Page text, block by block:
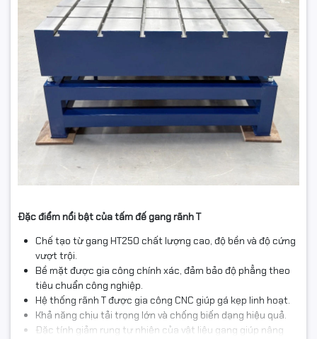
Đặc điểm nổi bật của tấm đế gang rãnh T
Chế tạo từ gang HT250 chất lượng cao, độ bền và độ cứng
vượt trội.
Bề mặt được gia công chính xác, đảm bảo độ phẳng theo
tiêu chuẩn công nghiệp.
Hệ thống rãnh T được gia công CNC giúp gá kẹp linh hoạt.
Khả năng chịu tải trọng lớn và chống biến dạng hiệu quả.
Đặc tính giảm rung tự nhiên của vật liệu gang giúp nâng